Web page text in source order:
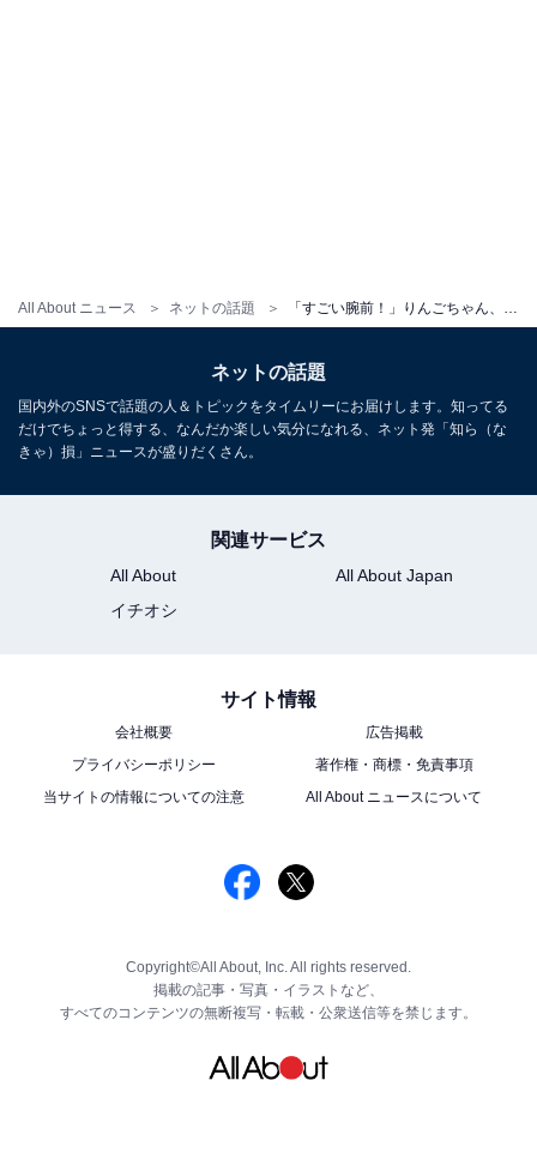
All About ニュース ネットの話題
ネットの話題
国内外のSNSで話題の人＆トピックをタイムリーにお届けします。知ってる
だけでちょっと得する、なんだか楽しい気分になれる、ネット発「知ら（な
きゃ）損」ニュースが盛りだくさん。
関連サービス
All About
All About Japan
イチオシ
サイト情報
会社概要
広告掲載
プライバシーポリシー
著作権・商標・免責事項
当サイトの情報についての注意
All About ニュースについて
Copyright©All About, Inc. All rights reserved.
掲載の記事・写真・イラストなど、
すべてのコンテンツの無断複写・転載・公衆送信等を禁じます。